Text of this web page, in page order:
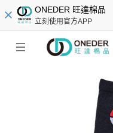
ONEDER 旺達棉品
立刻使用官方APP